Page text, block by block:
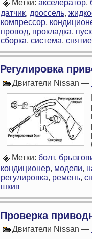
Метки: акселератор,
датчик, дроссель,
компрессор,
провод, прокладка, пуск
сборка, система, снятие
Регулировка
Двигатели Nissan —
Метки: болт,
кондиционер, модели,
регулировка, ремень,
шкив
Проверка
Двигатели Nissan —